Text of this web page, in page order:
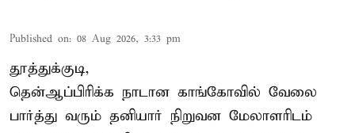
Published on: 08 Aug 2026, 3:33 pm
தூத்துக்குடி,
தென்ஆப்பிரிக்க நாடான காங்கோவில் வேலை
பார்த்து வரும் தனியார் நிறுவன மேலாளரிடம்